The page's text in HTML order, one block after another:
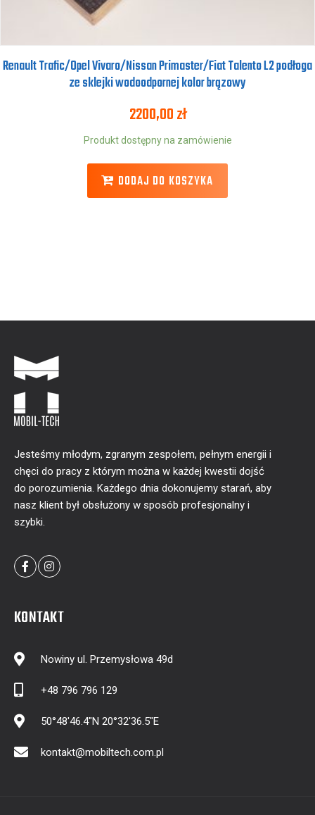
Renault Trafic/Opel Vivaro/Nissan Primaster/Fiat Talento L2 podłoga
ze sklejki wodoodpornej kolor brązowy
2200,00zł
Produkt dostępny na zamówienie
DODAJ DO KOSZYKA
Jesteśmy młodym, zgranym zespołem, pełnym energii i
chęci do pracy z którym można w każdej kwestii dojść
do porozumienia. Każdego dnia dokonujemy starań, aby
nasz klient był obsłużony w sposób profesjonalny i
szybki.
KONTAKT
Nowiny ul. Przemysłowa 49d
+48 796 796 129
50°48'46.4"N 20°32'36.5"E
kontakt@mobiltech.com.pl